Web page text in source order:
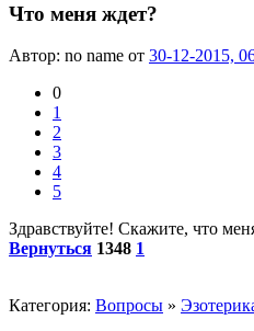
Что меня ждет?
Автор: no name от 30-12-2015,
0
1
2
3
4
5
Здравствуйте! Скажите, что
Вернуться 1348 1
Категория: Вопросы »